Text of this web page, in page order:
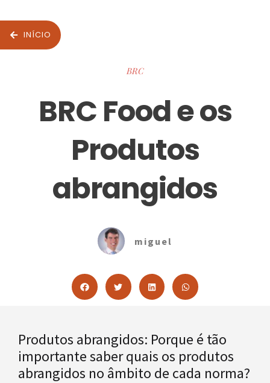
INÍCIO
BRC
BRC Food e os
Produtos
abrangidos
miguel
Produtos abrangidos: Porque é tão
importante saber quais os produtos
abrangidos no âmbito de cada norma?